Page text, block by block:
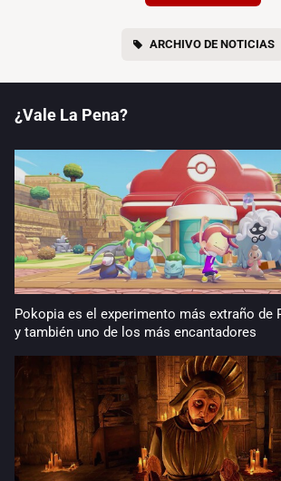
ARCHIVO DE NOTICIAS
¿Vale La Pena?
Pokopia es el experimento más extraño de
y también uno de los más encantadores